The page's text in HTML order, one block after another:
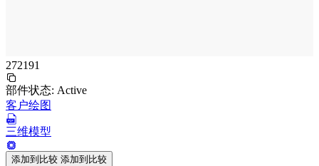
272191
部件状态: Active
客户绘图
三维模型
添加到比较 添加到比较